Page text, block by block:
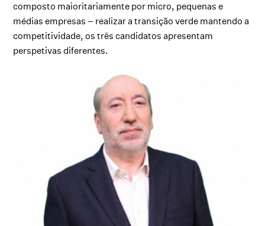
composto maioritariamente por micro, pequenas e
médias empresas – realizar a transição verde mantendo a
competitividade, os três candidatos apresentam
perspetivas diferentes.